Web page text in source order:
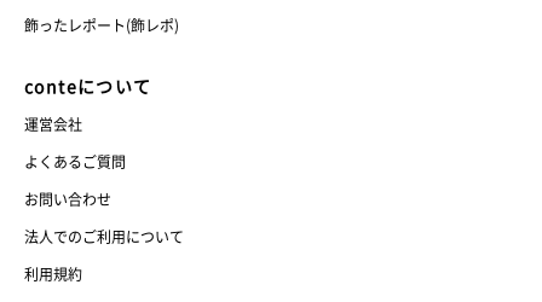
飾ったレポート(飾レポ)
conteについて
運営会社
よくあるご質問
お問い合わせ
法人でのご利用について
利用規約